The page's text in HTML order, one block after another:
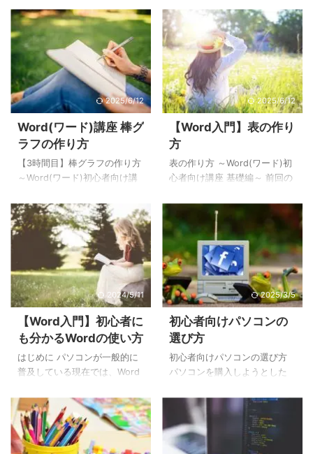
使用するようにしましょう。 (
1 ) 画像を挿入したい位置にカ
ーソルを合 ...
入」 ...
け講座 基礎編～ 前回の記事(3
時間目)では「Word(ワード)で
棒グラフを作成する方法」に
ついてを紹介しました。4時間
目は「Word(ワード)で折れ線
グラフを作る方法」を紹介し
ます。折れ線グラフの作り方
には同じです。 今回、作成す
る折れ線グラフは以下の通
り。 [4時間目の完成例]
Word(ワード)に折れ線グラフ
ド)に折れ線グラフを挿入して
いきます。 ( 1 ...
ラマ)であれば常識的な話とい
えるパスワードの取り扱い。
パスワードは暗号化してデー
タベースに保存しておけば良
いくらいの認識の人も多いの
ではないでしょうか。 本記事
では、分かっているつもりで
スワードの取り扱いについ
て、実際に起きたパスワード
流出の事例から、安全にパス
ワードを保管するにはどうす
した。 暗号化とハッシュ化の
違い たまに暗号化とハッシュ
化を同じだと言う人がいます
が、暗号化とハッシュ化は ...
2025/6/12
Word(ワード)講座 棒グ
ラフの作り方
【3時間目】棒グラフの作り方
～Word(ワード)初心者向け講
目)では「Word(ワード)で表を
作成する方法」についてを紹
介しました。3時間目は
「Word(ワード)で棒グラフを
作る方法」を紹介します。
Word(ワード)の文章内にグラ
フを追加するだけで、文章の
見栄えが良くなります。グラ
フは難しく感じるかもしれま
せんが、実際は簡単に作成で
きるので、覚えておくと非常
に便利です。 今回、作成する
[3時間目の完成例] Word(ワー
ド)に棒グラフを挿入する ...
2025/6/12
【Word入門】表の作り
方
表の作り方 ～Word(ワード)初
心者向け講座 基礎編～ 前回の
ード)で文章を作成する」方法
を紹介しました。2時間目では
「表の作り方」を紹介しま
す。Word(ワード)の表はよく
使う機能なので、覚えておく
と非常に便利です。 2時間目
「表の作り方」で作成する文
章は以下の通りです。1時間目
で使用した文章の一部（5 講座
内容と6の表を作る為のサンプ
ル文字）を表にしています。
[2時間目の完成例] Word(ワー
Word(ワード)に表を挿入して
いきます。 ...
2024/5/11
【Word入門】初心者に
も分かるWordの使い方
はじめに パソコンが一般的に
普及している現在では、Word
きたい技術です。しかしパソ
コン初心者には、WordやExcel
は難易度が高く感じるかもし
れません。 ただWordやExcel
2025/3/5
初心者向けパソコンの
選び方
初心者向けパソコンの選び方
パソコンを購入しようとした
いいか悩んだ事はありません
か。パソコンの説明を見ても
難しい言葉ばかり書いてあ
り、どのパソコンが良いパソ